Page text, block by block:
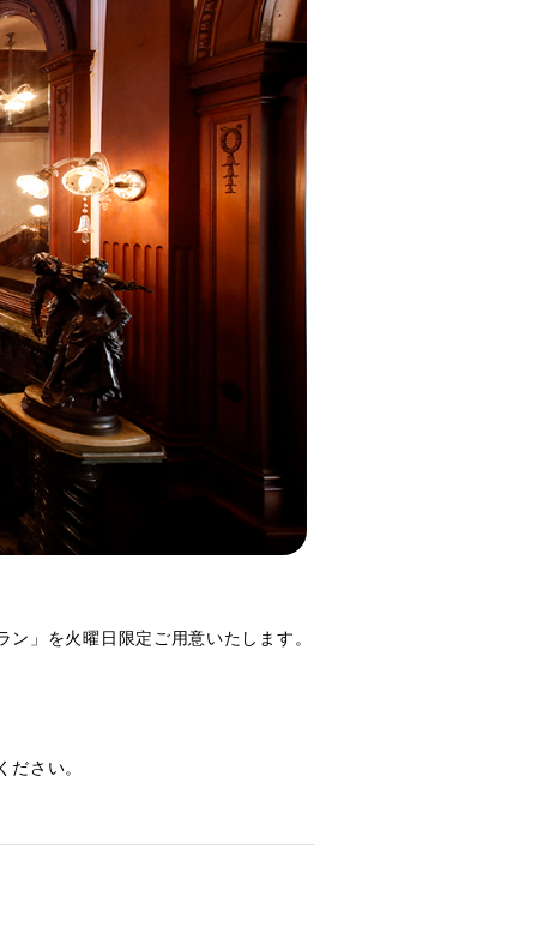
」を火曜日限定ご用意いたします。
さい。